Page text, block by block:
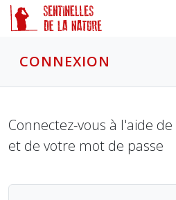
CONNEXION
Connectez-vous à l'aide
et de votre mot de passe
Panneau de gestion des cookies